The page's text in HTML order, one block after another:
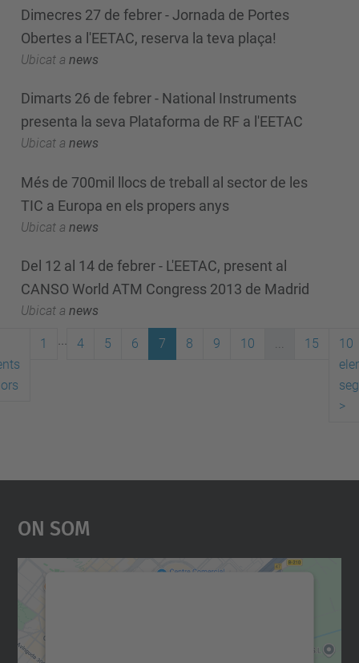
Dimecres 27 de febrer - Jornada de Portes
Obertes a l'EETAC, reserva la teva plaça!
Ubicat a news
Dimarts 26 de febrer - National Instruments
presenta la seva Plataforma de RF a l'EETAC
Ubicat a news
Més de 700mil llocs de treball al sector de les
TIC a Europa en els propers anys
Ubicat a news
Del 12 al 14 de febrer - L'EETAC, present al
CANSO World ATM Congress 2013 de Madrid
Ubicat a news
1 4 5 6 7 8 9 10 ... 15
10
>
On Som